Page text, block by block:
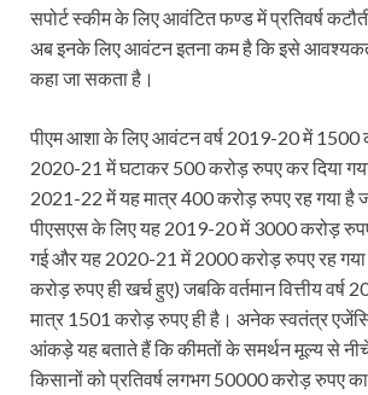
सपोर्ट स्कीम के लिए आवंटित फण्ड में प्रतिवर्ष
अब इनके लिए आवंटन इतना कम है कि इसे
कहा जा सकता है।
पीएम आशा के लिए आवंटन वर्ष 2019-20 में 1500
2020-21 में घटाकर 500 करोड़ रुपए कर दिया
2021-22 में यह मात्र 400 करोड़ रुपए रह गया
पीएसएस के लिए यह 2019-20 में 3000 करोड़
गई और यह 2020-21 में 2000 करोड़ रुपए रह
करोड़ रुपए ही खर्च हुए) जबकि वर्तमान वित्तीय
मात्र 1501 करोड़ रुपए ही है। अनेक स्वतंत्र
आंकड़े यह बताते हैं कि कीमतों के समर्थन मूल्य से
किसानों को प्रतिवर्ष लगभग 50000 करोड़ रुपए